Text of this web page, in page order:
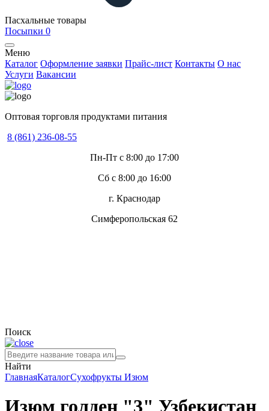
Пасхальные товары
Посыпки 0
Меню
Каталог Оформление заявки Прайс-лист Контакты О нас
Услуги Вакансии
Оптовая торговля продуктами питания
8 (861) 236-08-55
Пн-Пт с 8:00 до 17:00
Сб с 8:00 до 16:00
г. Краснодар
Симферопольская 62
Поиск
Найти
ГлавнаяКаталогСухофрукты Изюм
Изюм голден "3" Узбекистан